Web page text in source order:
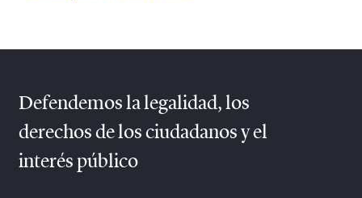
Defendemos la legalidad, los
derechos de los ciudadanos y el
interés público